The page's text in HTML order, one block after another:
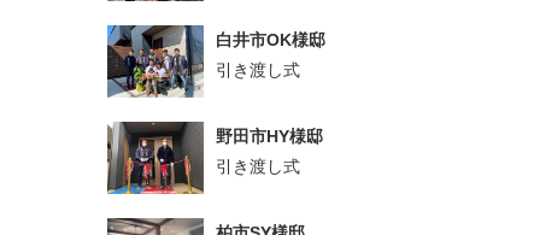
白井市OK様邸
引き渡し式
野田市HY様邸
引き渡し式